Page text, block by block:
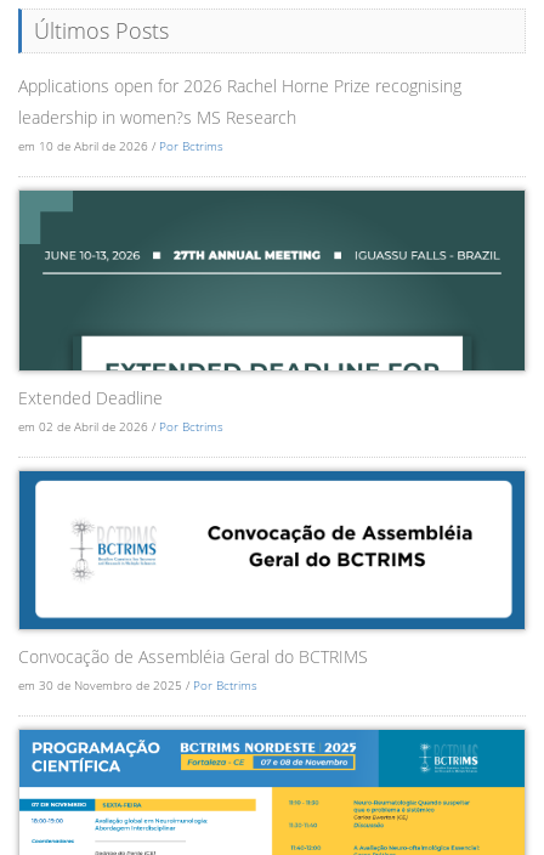
Últimos Posts
Applications open for 2026 Rachel Horne Prize recognising
leadership in women?s MS Research
em 10 de Abril de 2026 / Por Bctrims
Extended Deadline
em 02 de Abril de 2026 / Por Bctrims
Convocação de Assembléia Geral do BCTRIMS
em 30 de Novembro de 2025 / Por Bctrims